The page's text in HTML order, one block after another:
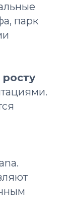
парк